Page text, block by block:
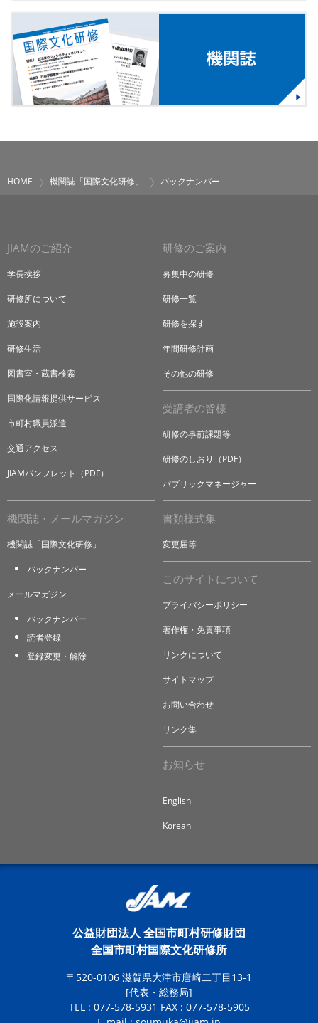
HOME 機関誌「国際文化研修」 バックナンバー
JIAMのご紹介
学長挨拶
研修所について
施設案内
研修生活
図書室・蔵書検索
国際化情報提供サービス
市町村職員派遣
交通アクセス
JIAMパンフレット（PDF）
研修のご案内
募集中の研修
研修一覧
研修を探す
年間研修計画
その他の研修
受講者の皆様
研修の事前課題等
研修のしおり（PDF）
パブリックマネージャー
機関誌・メールマガジン
機関誌「国際文化研修」
バックナンバー
メールマガジン
バックナンバー
読者登録
登録変更・解除
書類様式集
変更届等
このサイトについて
プライバシーポリシー
著作権・免責事項
リンクについて
サイトマップ
お問い合わせ
リンク集
お知らせ
English
Korean
公益財団法人 全国市町村研修財団
全国市町村国際文化研修所
〒520-0106 滋賀県大津市唐崎二丁目13-1
[代表・総務局]
TEL : 077-578-5931 FAX : 077-578-5905